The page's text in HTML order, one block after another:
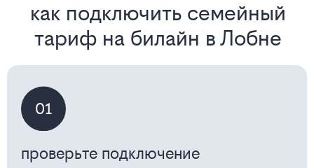
как подключить семейный
тариф на билайн в Лобне
01
проверьте подключение